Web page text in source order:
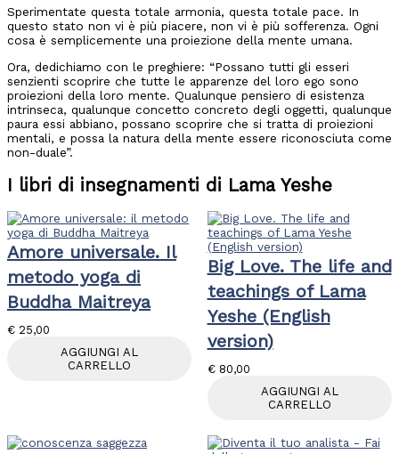
Sperimentate questa totale armonia, questa totale pace. In
questo stato non vi è più piacere, non vi è più sofferenza. Ogni
cosa è semplicemente una proiezione della mente umana.
Ora, dedichiamo con le preghiere: “Possano tutti gli esseri
senzienti scoprire che tutte le apparenze del loro ego sono
proiezioni della loro mente. Qualunque pensiero di esistenza
intrinseca, qualunque concetto concreto degli oggetti, qualunque
paura essi abbiano, possano scoprire che si tratta di proiezioni
mentali, e possa la natura della mente essere riconosciuta come
non-duale”.
I libri di insegnamenti di Lama Yeshe
Amore universale. Il
metodo yoga di
Buddha Maitreya
€ 25,00
AGGIUNGI AL
CARRELLO
Big Love. The life and
teachings of Lama
Yeshe (English
version)
€80,00
AGGIUNGI AL
CARRELLO